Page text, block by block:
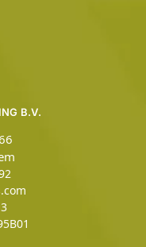
B.V.